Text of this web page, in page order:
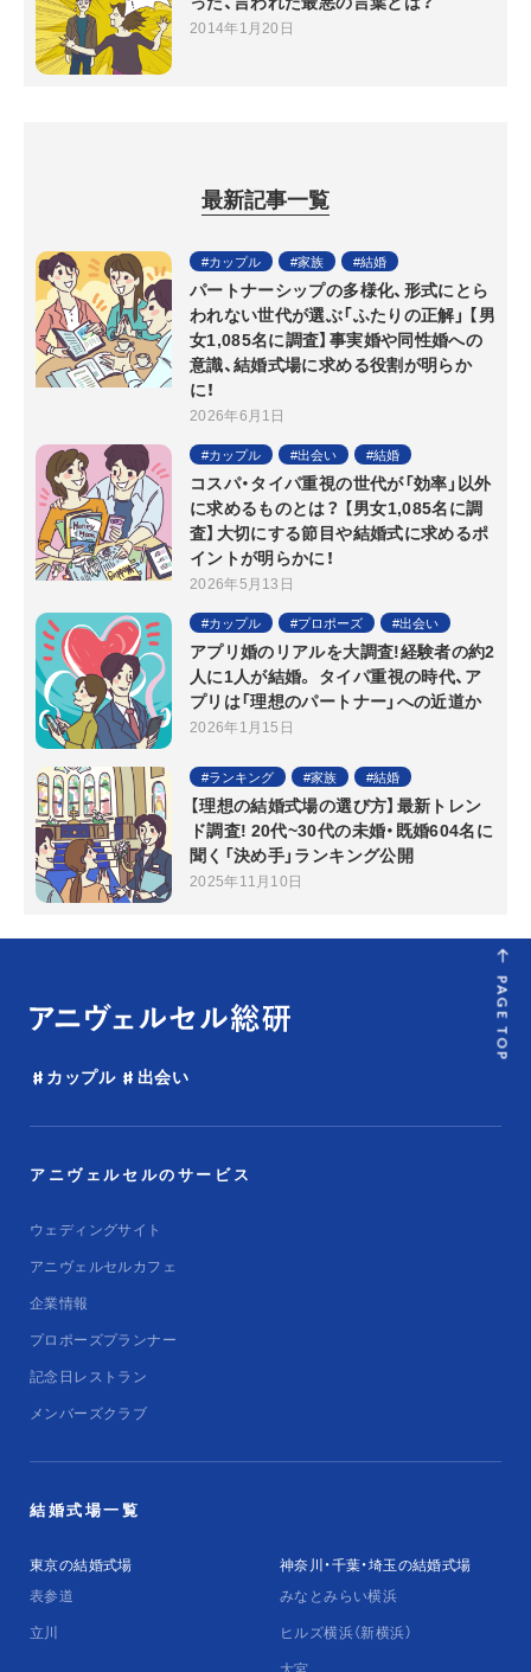
2014年1月20日
最新記事一覧
カップル 家族 結婚
パートナーシップの多様化、形式にとら
われない世代が選ぶ「ふたりの正解」 【男
女1,085名に調査】事実婚や同性婚への
意識、結婚式場に求める役割が明らか
に！
2026年6月1日
カップル 出会い 結婚
コスパ・タイパ重視の世代が「効率」以外
に求めるものとは？ 【男女1,085名に調
査】大切にする節目や結婚式に求めるポ
イントが明らかに！
2026年5月13日
カップル プロポーズ 出会い
アプリ婚のリアルを大調査!経験者の約2
人に1人が結婚。 タイパ重視の時代、ア
プリは「理想のパートナー」への近道か
2026年1月15日
ランキング 家族 結婚
【理想の結婚式場の選び方】最新トレン
ド調査! 20代~30代の未婚・既婚604名に
聞く「決め手」ランキング公開
2025年11月10日
PAGE TOP
カップル 出会い
アニヴェルセルのサービス
ウェディングサイト
アニヴェルセルカフェ
企業情報
プロポーズプランナー
記念日レストラン
メンバーズクラブ
結婚式場一覧
東京の結婚式場
表参道
立川
神奈川・千葉・埼玉の結婚式場
みなとみらい横浜
ヒルズ横浜（新横浜）